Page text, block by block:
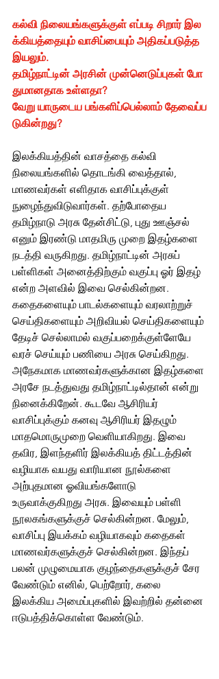
கல்வி நிலையங்களுக்குள் எப்படி சிறார் இல
க்கியத்தையும் வாசிப்பையும் அதிகப்படுத்த
இயலும்.
தமிழ்நாட்டின் அரசின் முன்னெடுப்புகள் போ
துமானதாக உள்ளதா?
வேறு யாருடைய பங்களிப்பெல்லாம் தேவைப்ப
டுகின்றது?
இலக்கியத்தின் வாசத்தை கல்வி
நிலையங்களில் தொடங்கி வைத்தால்,
மாணவர்கள் எளிதாக வாசிப்புக்குள்
நுழைந்துவிடுவார்கள். தற்போதைய
தமிழ்நாடு அரசு தேன்சிட்டு, புது ஊஞ்சல்
எனும் இரண்டு மாதமிரு முறை இதழ்களை
நடத்தி வருகிறது. தமிழ்நாட்டின் அரசுப்
பள்ளிகள் அனைத்திற்கும் வகுப்பு ஓர் இதழ்
என்ற அளவில் இவை செல்கின்றன.
கதைகளையும் பாடல்களையும் வரலாற்றுச்
செய்திகளையும் அறிவியல் செய்திகளையும்
தேடிச் செல்லாமல் வகுப்பறைக்குள்ளேயே
வரச் செய்யும் பணியை அரசு செய்கிறது.
அநேகமாக மாணவர்களுக்கான இதழ்களை
அரசே நடத்துவது தமிழ்நாட்டில்தான் என்று
நினைக்கிறேன். கூடவே ஆசிரியர்
வாசிப்புக்கும் கனவு ஆசிரியர் இதழும்
மாதமொருமுறை வெளியாகிறது. இவை
தவிர, இளந்தளிர் இலக்கியத் திட்டத்தின்
வழியாக வயது வாரியான நூல்களை
அற்புதமான ஓவியங்களோடு
உருவாக்குகிறது அரசு. இவையும் பள்ளி
நூலகங்களுக்குச் செல்கின்றன. மேலும்,
வாசிப்பு இயக்கம் வழியாகவும் கதைகள்
மாணவர்களுக்குச் செல்கின்றன. இந்தப்
பலன் முழுமையாக குழந்தைகளுக்குச் சேர
வேண்டும் எனில், பெற்றோர், கலை
இலக்கிய அமைப்புகளில் இவற்றில் தன்னை
ஈடுபத்திக்கொள்ள வேண்டும்.